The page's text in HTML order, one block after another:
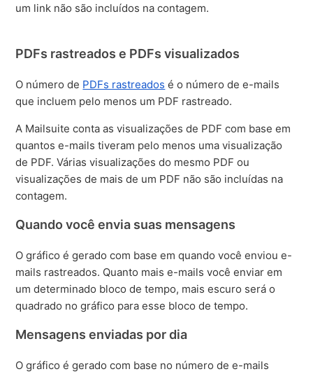
um link não são incluídos na contagem.
PDFs rastreados e PDFs visualizados
O número de PDFs rastreados é o número de e-mails
que incluem pelo menos um PDF rastreado.
A Mailsuite conta as visualizações de PDF com base em
quantos e-mails tiveram pelo menos uma visualização
de PDF. Várias visualizações do mesmo PDF ou
visualizações de mais de um PDF não são incluídas na
contagem.
Quando você envia suas mensagens
O gráfico é gerado com base em quando você enviou e-
mails rastreados. Quanto mais e-mails você enviar em
um determinado bloco de tempo, mais escuro será o
quadrado no gráfico para esse bloco de tempo.
Mensagens enviadas por dia
O gráfico é gerado com base no número de e-mails